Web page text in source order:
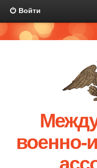
Войти
военно-